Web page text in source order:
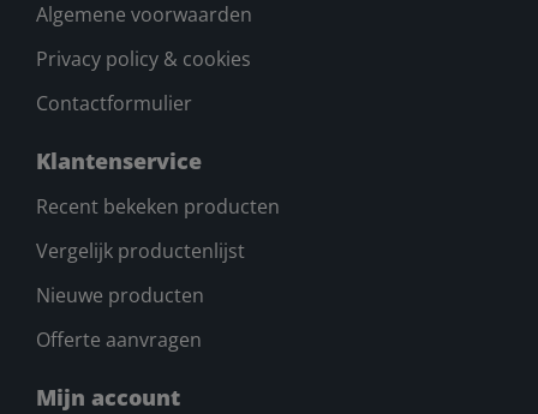
Algemene voorwaarden
Privacy policy & cookies
Contactformulier
Klantenservice
Recent bekeken producten
Vergelijk productenlijst
Nieuwe producten
Offerte aanvragen
Mijn account